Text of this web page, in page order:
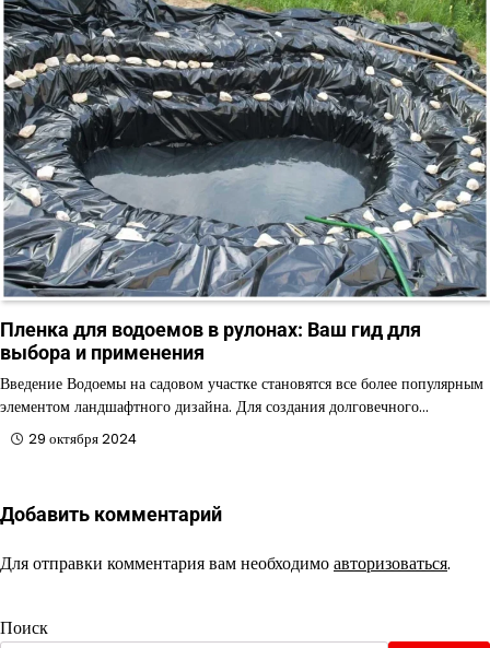
Пленка для водоемов в рулонах: Ваш гид для
выбора и применения
Введение Водоемы на садовом участке становятся все более популярным
элементом ландшафтного дизайна. Для создания долговечного…
29 октября 2024
Добавить комментарий
Для отправки комментария вам необходимоавторизоваться.
Поиск